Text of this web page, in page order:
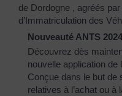
de Dordogne , agréés
d’Immatriculation des
Nouveauté ANTS
Découvrez dès
nouvelle application de
Conçue dans le but de
relatives à l’achat ou à